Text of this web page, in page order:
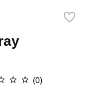
☆ ☆ (0)